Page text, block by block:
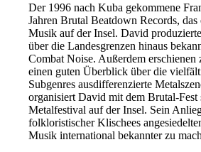
Der 1996 nach Kuba gekommene
Jahren Brutal Beatdown Records,
Musik auf der Insel. David
über die Landesgrenzen hinaus
Combat Noise. Außerdem
einen guten Überblick über die
Subgenres ausdifferenzierte
organisiert David mit dem Brutal-Fest
Metalfestival auf der Insel. Sein
folkloristischer Klischees
Musik international bekannter zu